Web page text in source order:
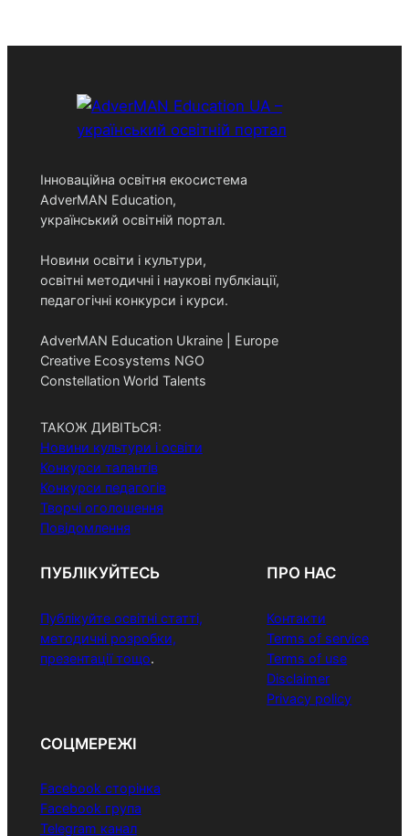
Інноваційна освітня екосистема
AdverMAN Education,
український освітній портал.
Новини освіти і культури,
освітні методичні і наукові публкіації,
педагогічні конкурси і курси.
AdverMAN Education Ukraine | Europe
Creative Ecosystems NGO
Constellation World Talents
ТАКОЖ ДИВІТЬСЯ:
Новини культури і освіти
Конкурси талантів
Конкурси педагогів
Творчі оголошення
Повідомлення
ПУБЛІКУЙТЕСЬ
Публікуйте освітні статті,
методичні розробки,
презентації тощо.
ПРО НАС
Контакти
Terms of service
Terms of use
Disclaimer
Privacy policy
СОЦМЕРЕЖІ
Facebook сторінка
Facebook група
Telegram канал